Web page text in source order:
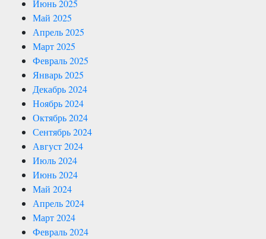
Июнь 2025
Май 2025
Апрель 2025
Март 2025
Февраль 2025
Январь 2025
Декабрь 2024
Ноябрь 2024
Октябрь 2024
Сентябрь 2024
Август 2024
Июль 2024
Июнь 2024
Май 2024
Апрель 2024
Март 2024
Февраль 2024